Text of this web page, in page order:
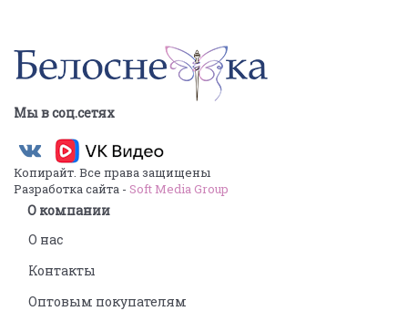
Мы в соц.сетях
Копирайт. Все права защищены
Разработка сайта - Soft Media Group
О компании
О нас
Контакты
Оптовым покупателям